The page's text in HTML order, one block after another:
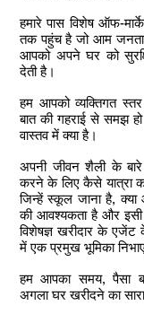
हमारे पास विशेष ऑफ-
तक पहुंच है जो आम जनता
आपको अपने घर को
देती है।
हम आपको व्यक्तिगत
बात की गहराई से समझ
वास्तव में क्या है।
अपनी जीवन शैली के
करने के लिए कैसे यात्रा
जिन्हें स्कूल जाना है, क्या
की आवश्यकता है और इसी
विशेषज्ञ खरीदार के
में एक प्रमुख भूमिका
हम आपका समय, पैसा
अगला घर खरीदने का